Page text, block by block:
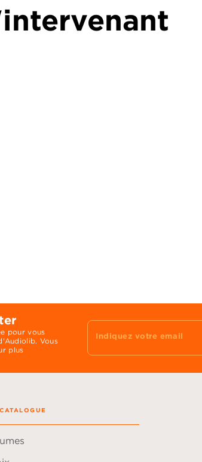
pour vous
Vous
plus
Indiquez votre email